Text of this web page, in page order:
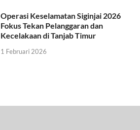
Operasi Keselamatan Siginjai 2026
Fokus Tekan Pelanggaran dan
Kecelakaan di Tanjab Timur
1 Februari 2026